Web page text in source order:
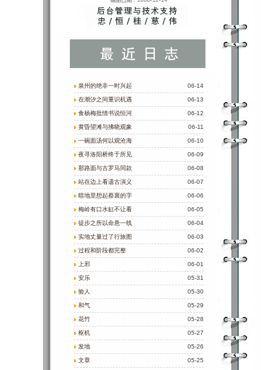
06-14
泉州的绝非一时兴起
06-13
在潮汐之间重识机遇
06-12
食杨梅批情书说恒河
06-11
黄昏望滩与拂晓观象
06-10
一碗面汤何以观沧海
06-09
夜寻洛阳桥终于所见
06-08
那路面与古罗马同款
06-07
站在边上看遗古演义
06-06
暗地里想起蔡襄的字
06-05
梅岭有口水缸不让看
06-04
徒步之所以命悬一线
06-03
实地丈量过了行旅图
06-02
过程和阶段都完整
06-01
上邪
05-31
安乐
05-30
验人
05-29
和气
05-28
花竹
05-27
枢机
05-26
发地
05-25
文章